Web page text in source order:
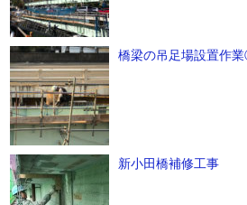
橋梁の吊足場設置作
新小田橋補修工事